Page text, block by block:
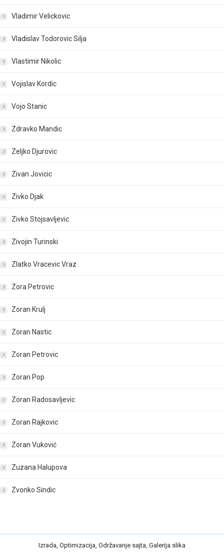
Vladimir Velickovic
Vladislav Todorovic Silja
Vlastimir Nikolic
Vojislav Kordic
Vojo Stanic
Zdravko Mandic
Zeljko Djurovic
Zivan Jovicic
Zivko Djak
Zivko Stojsavljevic
Zivojin Turinski
Zlatko Vracevic Vraz
Zora Petrovic
Zoran Krulj
Zoran Nastic
Zoran Petrovic
Zoran Pop
Zoran Radosavljevic
Zoran Rajkovic
Zoran Vuković
Zuzana Halupova
Zvonko Sindic
Izrada, Optimizacija, Održavanje sajta, Galerija slika